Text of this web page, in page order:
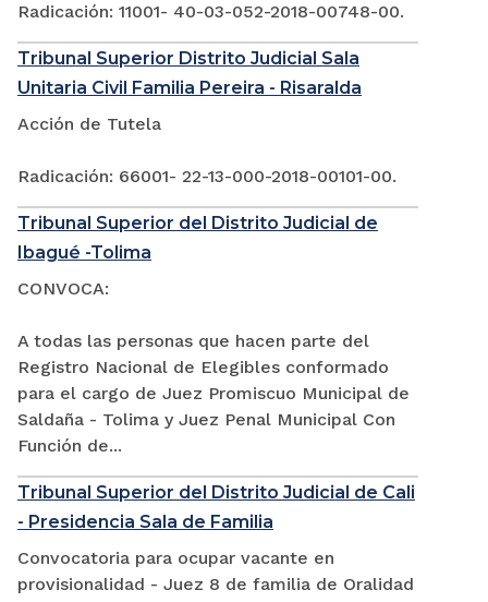
Radicación: 11001- 40-03-052-2018-00748-00.
Tribunal Superior Distrito Judicial Sala
Unitaria Civil Familia Pereira - Risaralda
Acción de Tutela
Radicación: 66001- 22-13-000-2018-00101-00.
Tribunal Superior del Distrito Judicial de
Ibagué -Tolima
CONVOCA:
A todas las personas que hacen parte del
Registro Nacional de Elegibles conformado
para el cargo de Juez Promiscuo Municipal de
Saldaña - Tolima y Juez Penal Municipal Con
Función de...
Tribunal Superior del Distrito Judicial de Cali
- Presidencia Sala de Familia
Convocatoria para ocupar vacante en
provisionalidad - Juez 8 de familia de Oralidad